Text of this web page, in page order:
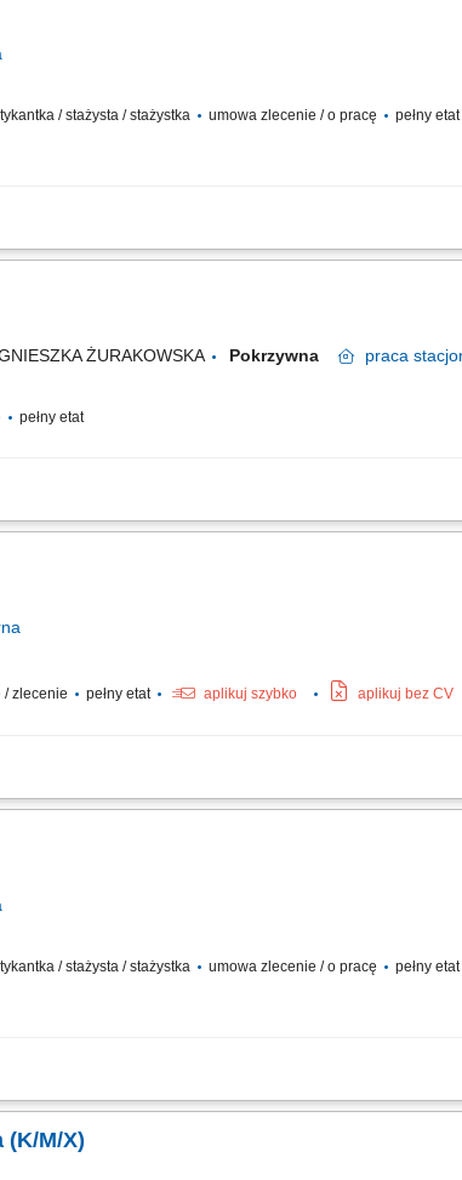
/ stażysta / stażystka umowa zlecenie / o pracę pełny etat
przygotowywaniu potraw. Przygotowywanie składników (mycie,
ŻURAKOWSKA Pokrzywna praca
pełny etat
zgodnie z wytycznymi kucharzy, wsparcie kucharzy podczas
/ zlecenie pełny etat aplikuj szybko aplikuj bez CV
nowego zespołu poszukujemy osoby z pasją do gotowania,
/ stażysta / stażystka umowa zlecenie / o pracę pełny etat
zgodnie z wytycznymi;Dbanie o czystość i porządek w kuchni
(K/M/X)